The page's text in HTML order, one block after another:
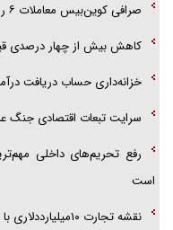
صرافی کوین‌بیس معاملات ۶ رمزارز را متوقف کرد
کاهش بیش از چهار درصدی
خزانه‌داری حساب دریافت
سرایت تبعات اقتصادی جنگ
رفع تحریم‌های داخلی
است
نقشه تجارت ۱۰میلیارددلاری با پاکستان